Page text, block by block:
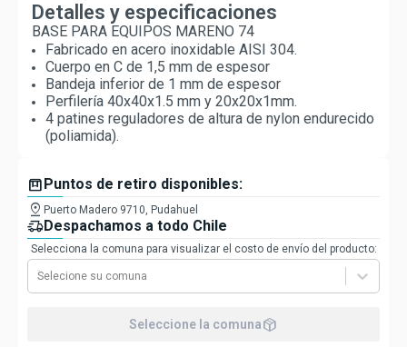
Detalles y especificaciones
BASE PARA EQUIPOS MARENO 74
Fabricado en acero inoxidable AISI 304.
Cuerpo en C de 1,5 mm de espesor
Bandeja inferior de 1 mm de espesor
Perfilería 40x40x1.5 mm y 20x20x1mm.
4 patines reguladores de altura de nylon endurecido
(poliamida).
boxPuntos de retiro disponibles:
pin_drop Puerto Madero 9710, Pudahuel
delivery_truck_speedDespachamos a todo Chile
Selecciona la comuna para visualizar el costo de envío del producto:
Selecione su comuna
Seleccione la comunapackage_2